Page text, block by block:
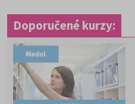
Doporučené kurzy: